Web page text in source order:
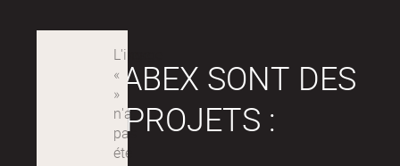
LES LABEX SONT DES
PROJETS :